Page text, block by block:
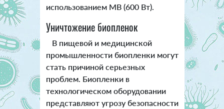
использованием МВ (600 Вт).
Уничтожение биопленок
В пищевой и медицинской
промышленности биопленки могут
стать причиной серьезных
проблем. Биопленки в
технологическом оборудовании
представляют угрозу безопасности